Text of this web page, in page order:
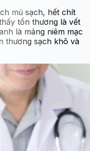
mủ sạch, hết chít
tổn thương là vết
là mảng niêm mạc
thương sạch khô và